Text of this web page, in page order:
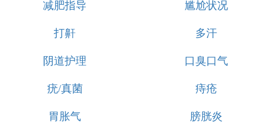
减肥指导 尴尬状况
打鼾 多汗
阴道护理 口臭口气
疣/真菌 痔疮
胃胀气 膀胱炎